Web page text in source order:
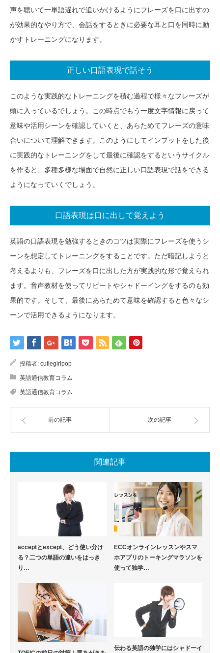
声を聴いて一単語遅れで追いかけるようにフレーズを口に出すの
が効果的なやり方で、会話をするときに必要な耳と口を同時に動
かすトレーニングになります。
正しい口語表現で話そう
このような実践的なトレーニングを積む過程で様々なフレーズが
頭に入っているでしょう。この時点でもう一度文字情報に戻って
意味や活用シーンを確認していくと、あらためてフレーズの意味
合いについて理解できます。このようにしてインプットをした後
に実践的なトレーニングをして最後に確認をするというサイクル
を作ると、多種多様な場面で自然に正しい口語表現で話をできる
ようになっていくでしょう。
口語表現は口に出して覚えよう
英語の口語表現を勉強するときのコツは実際にフレーズを使うシ
ーンを想定してトレーニングをすることです。ただ暗記しようと
考えるよりも、フレーズを口に出した方が実践的な形で覚えられ
ます。音声教材を使ってリピートやシャドーイングをするのも効
果的です。そして、最後にあらためて意味を確認すると色々なシ
ーンで活用できるようになります。
投稿者: cutiegirlpop
英語通信教育コラム
英語通信教育コラム
前の記事 次の記事
関連記事
acceptとexcept、どう使い分け
る？二つの単語の違いをはっき
り…
ECCオンラインレッスンやスマ
ホアプリのトーキングマラソンを
使って独学…
伝わる英語の独学にはシャドーイ